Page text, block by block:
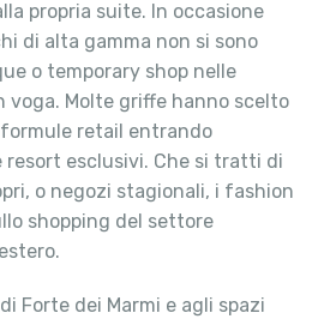
propria suite. In occasione
di alta gamma non si sono
o temporary shop nelle
voga. Molte griffe hanno scelto
retail entrando
esclusivi. Che si tratti di
o negozi stagionali, i fashion
shopping del settore
Forte dei Marmi e agli spazi